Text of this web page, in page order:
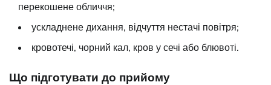
перекошене обличчя;
ускладнене дихання, відчуття нестачі повітря;
кровотечі, чорний кал, кров у сечі або блювоті.
Що підготувати до прийому